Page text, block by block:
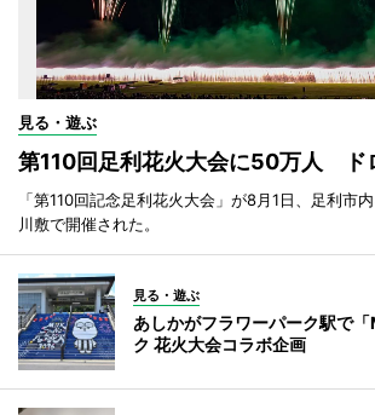
見る・遊ぶ
第110回足利花火大会に50万人 ド
「第110回記念足利花火大会」が8月1日、足利市
川敷で開催された。
見る・遊ぶ
あしかがフラワーパーク駅で
ク 花火大会コラボ企画